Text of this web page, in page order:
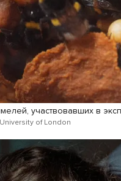
участвовавших в
of London